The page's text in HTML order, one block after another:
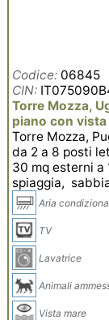
Codice: 06845
CIN:
Torre Mozza,
piano con vista
Torre Mozza,
da 2 a 8 posti
30 mq esterni a
spiaggia,
Aria
TV
Lavatrice
Animali
Vista mare